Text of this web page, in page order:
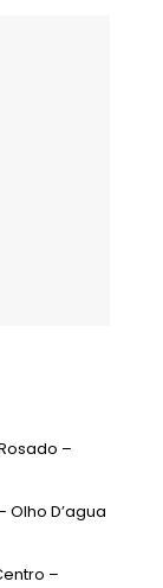
–
Olho D’agua
–